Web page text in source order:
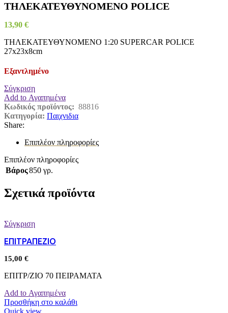
ΤΗΛΕΚΑΤΕΥΘΥΝΟΜΕΝΟ POLICE
13,90 €
ΤΗΛΕΚΑΤΕΥΘΥΝΟΜΕΝΟ 1:20 SUPERCAR POLICE
27x23x8cm
Εξαντλημένο
Σύγκριση
Add to Αγαπημένα
Κωδικός προϊόντος: 88816
Κατηγορία: Παιχνιδια
Share:
Επιπλέον πληροφορίες
Επιπλέον πληροφορίες
Βάρος850 γρ.
Σχετικά προϊόντα
Σύγκριση
ΕΠΙΤΡΑΠΕΖΙΟ
15,00 €
ΕΠΙΤΡ/ΖΙΟ 70 ΠΕΙΡΑΜΑΤΑ
Add to Αγαπημένα
Προσθήκη στο καλάθι